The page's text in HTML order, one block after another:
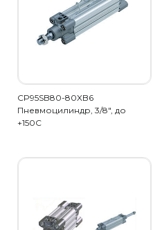
CP95SB80-80XB6
Пневмоцилиндр, 3/8", до
+150С